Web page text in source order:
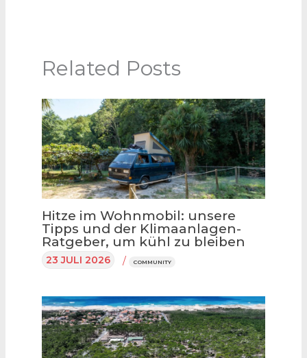
Related Posts
Hitze im Wohnmobil: unsere
Tipps und der Klimaanlagen-
Ratgeber, um kühl zu bleiben
23 JULI 2026 / COMMUNITY